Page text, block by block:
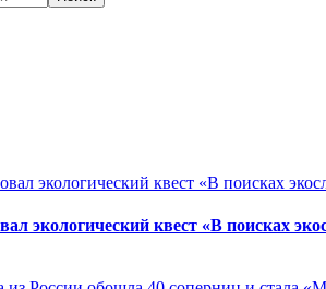
экологический квест «В поисках